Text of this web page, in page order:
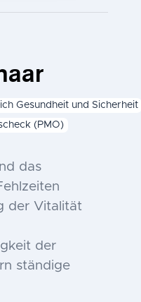
Gesundheit und Sicherheit
(PMO)
das
der Vitalität
der
ständige